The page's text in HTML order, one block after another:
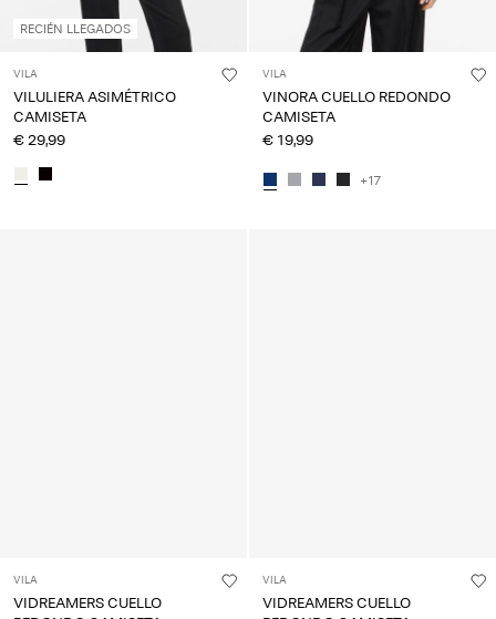
RECIÉN LLEGADOS
VILA
VILULIERA ASIMÉTRICO
CAMISETA
€ 29,99
VILA
VINORA CUELLO REDONDO
CAMISETA
€ 19,99
+17
VILA
VIDREAMERS CUELLO
VILA
VIDREAMERS CUELLO